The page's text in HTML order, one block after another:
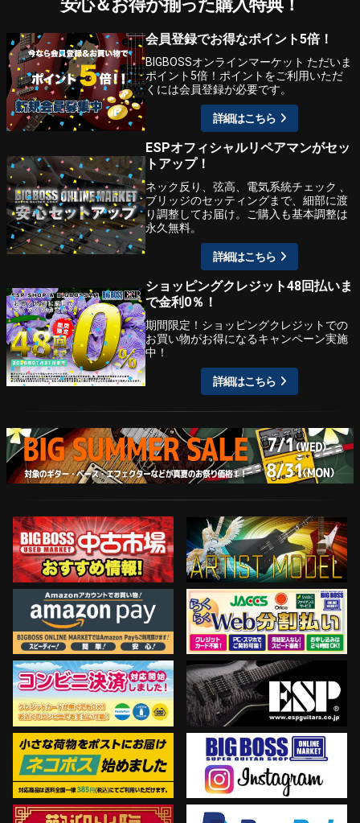
安心＆お得が揃った購入特典！
会員登録でお得なポイント5倍！
BIGBOSSオンラインマーケット ただいま
ポイント5倍！ポイントをご利用いただ
くには会員登録が必要です。
詳細はこちら
ESPオフィシャルリペアマンがセッ
トアップ！
ネック反り、弦高、電気系統チェック 、
ブリッジのセッティングまで、細部に渡
り調整してお届け。ご購入も基本調整は
永久無料。
詳細はこちら
ショッピングクレジット48回払いま
で金利0％！
期間限定！ショッピングクレジットでの
お買い物がお得になるキャンペーン実施
中！
詳細はこちら